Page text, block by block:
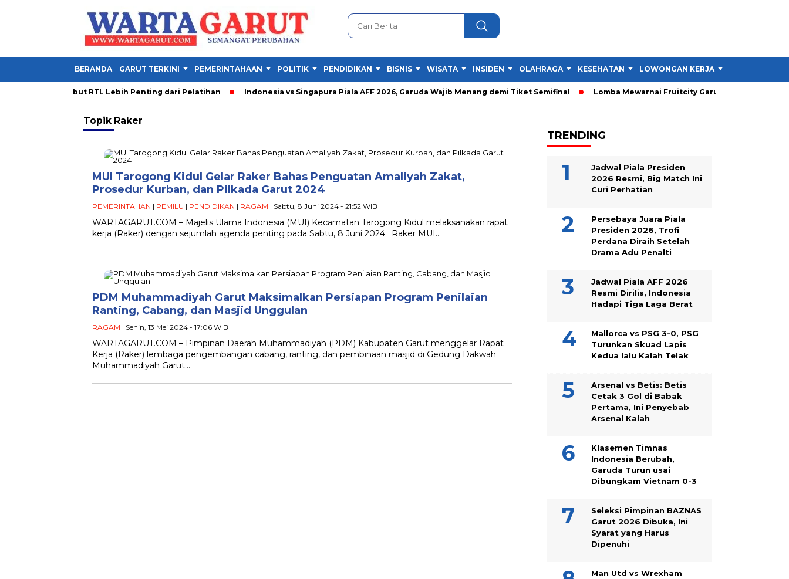
BERANDA GARUT TERKINI PEMERINTAHAAN POLITIK PENDIDIKAN BISNIS WISATA INSIDEN OLAHRAGA KESEHATAN LOWONGAN KERJA
PDM Garut Sebut RTL Lebih Penting dari Pelatihan Indonesia vs Singapura Piala AFF 2026, Garuda Wajib Menang demi Tiket Semifinal Lomba Mewarnai Fruitcity Garut Dibuka, Anak Dapat
Topik Raker
MUI Tarogong Kidul Gelar Raker Bahas Penguatan Amaliyah Zakat,
Prosedur Kurban, dan Pilkada Garut 2024
PEMERINTAHAN | PEMILU | PENDIDIKAN | RAGAM | Sabtu, 8 Juni 2024 - 21:52 WIB
WARTAGARUT.COM – Majelis Ulama Indonesia (MUI) Kecamatan Tarogong Kidul melaksanakan rapat
kerja (Raker) dengan sejumlah agenda penting pada Sabtu, 8 Juni 2024. Raker MUI…
PDM Muhammadiyah Garut Maksimalkan Persiapan Program Penilaian
Ranting, Cabang, dan Masjid Unggulan
RAGAM | Senin, 13 Mei 2024 - 17:06 WIB
WARTAGARUT.COM – Pimpinan Daerah Muhammadiyah (PDM) Kabupaten Garut menggelar Rapat
Kerja (Raker) lembaga pengembangan cabang, ranting, dan pembinaan masjid di Gedung Dakwah
Muhammadiyah Garut…
TRENDING
Jadwal Piala Presiden
2026 Resmi, Big Match Ini
Curi Perhatian
Persebaya Juara Piala
Presiden 2026, Trofi
Perdana Diraih Setelah
Drama Adu Penalti
Jadwal Piala AFF 2026
Resmi Dirilis, Indonesia
Hadapi Tiga Laga Berat
Mallorca vs PSG 3-0, PSG
Turunkan Skuad Lapis
Kedua lalu Kalah Telak
Arsenal vs Betis: Betis
Cetak 3 Gol di Babak
Pertama, Ini Penyebab
Arsenal Kalah
Klasemen Timnas
Indonesia Berubah,
Garuda Turun usai
Dibungkam Vietnam 0-3
Seleksi Pimpinan BAZNAS
Garut 2026 Dibuka, Ini
Syarat yang Harus
Dipenuhi
Man Utd vs Wrexham